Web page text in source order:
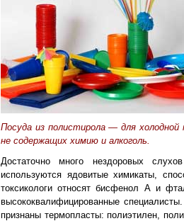
Посуда из полистирола — для
не содержащих химию и алкоголь.
Достаточно много нездоровых
используются ядовитые химикаты,
токсикологи относят бисфенол А и
высококвалифицированные
признаны термопласты: полиэтилен,